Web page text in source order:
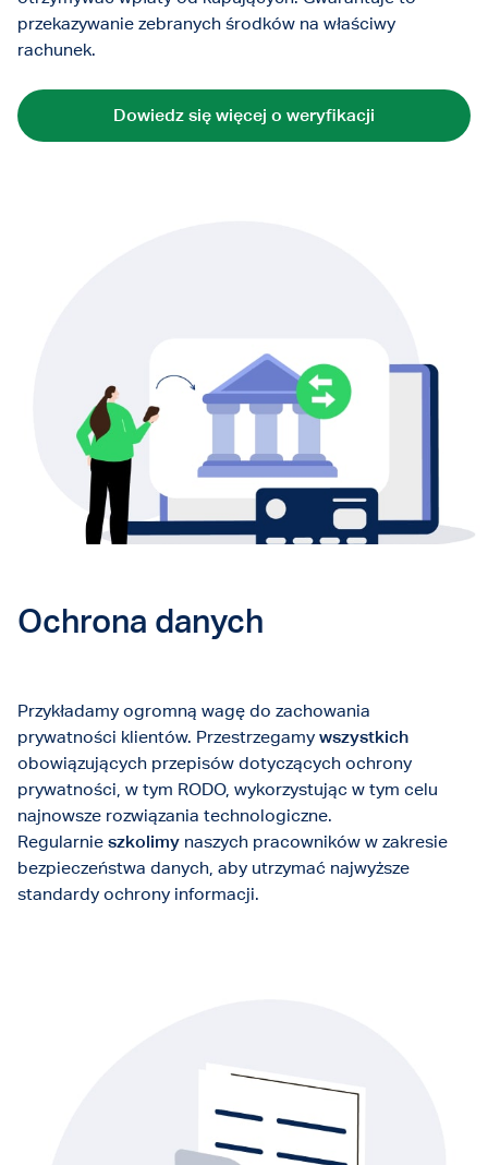
przekazywanie zebranych środków na właściwy
rachunek.
Dowiedz się więcej o weryfikacji
Ochrona danych
Przykładamy ogromną wagę do zachowania
prywatności klientów. Przestrzegamy wszystkich
obowiązujących przepisów dotyczących ochrony
prywatności, w tym RODO, wykorzystując w tym celu
najnowsze rozwiązania technologiczne.
Regularnie szkolimy naszych pracowników w zakresie
bezpieczeństwa danych, aby utrzymać najwyższe
standardy ochrony informacji.